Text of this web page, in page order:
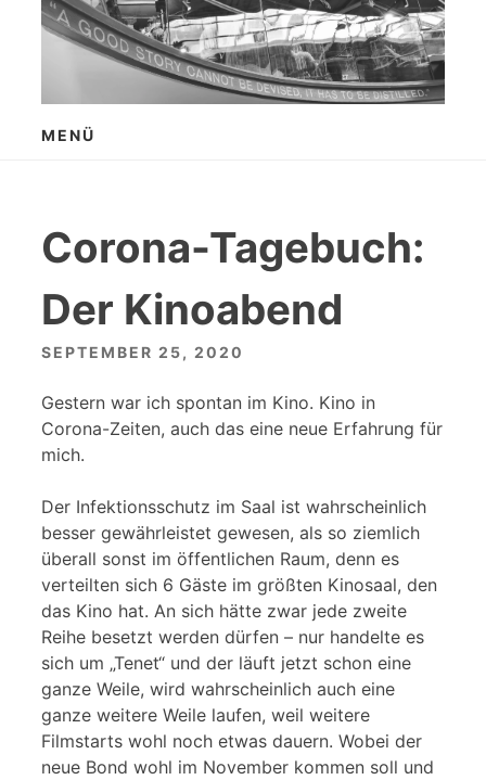
MENÜ
Corona-Tagebuch:
Der Kinoabend
SEPTEMBER 25, 2020
Gestern war ich spontan im Kino. Kino in
Corona-Zeiten, auch das eine neue Erfahrung für
mich.
Der Infektionsschutz im Saal ist wahrscheinlich
besser gewährleistet gewesen, als so ziemlich
überall sonst im öffentlichen Raum, denn es
verteilten sich 6 Gäste im größten Kinosaal, den
das Kino hat. An sich hätte zwar jede zweite
Reihe besetzt werden dürfen – nur handelte es
sich um „Tenet“ und der läuft jetzt schon eine
ganze Weile, wird wahrscheinlich auch eine
ganze weitere Weile laufen, weil weitere
Filmstarts wohl noch etwas dauern. Wobei der
neue Bond wohl im November kommen soll und